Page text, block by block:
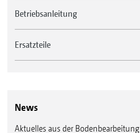
Betriebsanleitung
Ersatzteile
News
Aktuelles aus der Bodenbearbeitung